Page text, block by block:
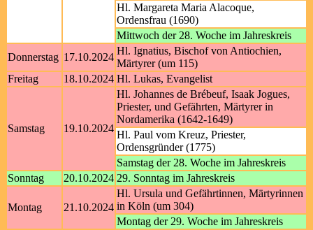
Hl. Margareta Maria Alacoque,
Ordensfrau (1690)
Mittwoch der 28. Woche im Jahreskreis
Donnerstag 17.10.2024
Hl. Ignatius, Bischof von Antiochien,
Märtyrer (um 115)
Freitag
18.10.2024 Hl. Lukas, Evangelist
Samstag 19.10.2024
Hl. Johannes de Brébeuf, Isaak Jogues,
Priester, und Gefährten, Märtyrer in
Nordamerika (1642-1649)
Hl. Paul vom Kreuz, Priester,
Ordensgründer (1775)
Samstag der 28. Woche im Jahreskreis
Sonntag
20.10.2024 29. Sonntag im Jahreskreis
Montag 21.10.2024
Hl. Ursula und Gefährtinnen, Märtyrinnen
in Köln (um 304)
Montag der 29. Woche im Jahreskreis